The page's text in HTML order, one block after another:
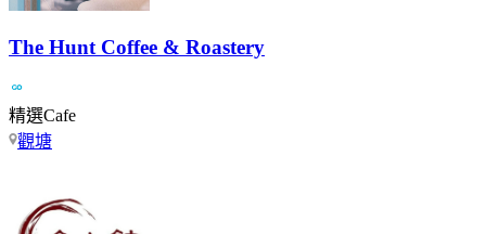
The Hunt Coffee & Roastery
精選Cafe
觀塘